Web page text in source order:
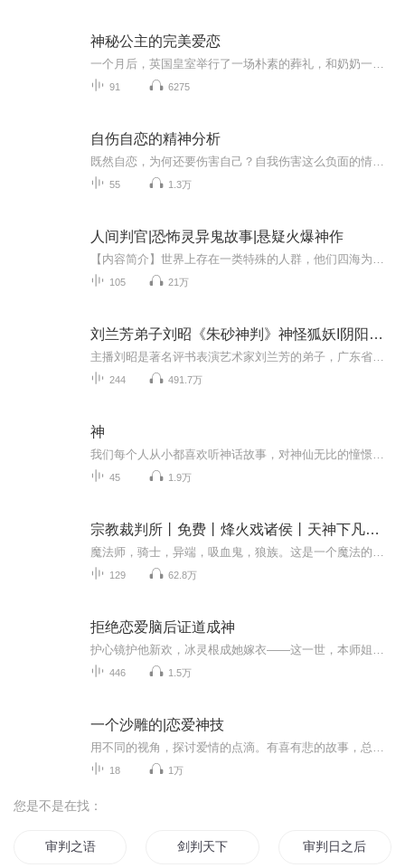
神秘公主的完美爱恋
91 6275
自伤自恋的精神分析
55 1.3万
人间判官|恐怖灵异鬼故事|悬疑火爆神作
105 21万
刘兰芳弟子刘昭《朱砂神判》神怪狐妖I阴阳轮回I鬼神
244 491.7万
神
45 1.9万
宗教裁判所丨免费丨烽火戏诸侯丨天神下凡前传
129 62.8万
拒绝恋爱脑后证道成神
446 1.5万
一个沙雕的|恋爱神技
18 1万
您是不是在找：
审判之语 剑判天下 审判日之后